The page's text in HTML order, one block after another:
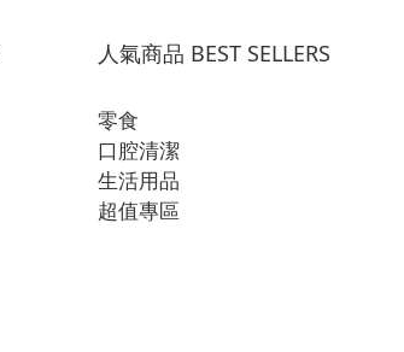
人氣商品 BEST SELLERS
零食
口腔清潔
生活用品
超值專區